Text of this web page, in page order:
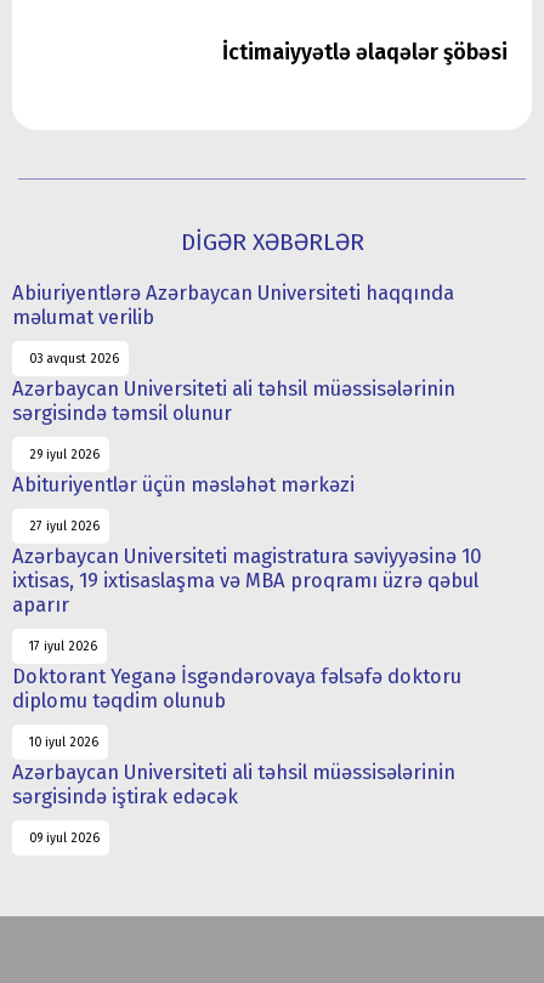
İctimaiyyətlə əlaqələr şöbəsi
DİGƏR XƏBƏRLƏR
Abiuriyentlərə Azərbaycan Universiteti haqqında
məlumat verilib
03 avqust 2026
Azərbaycan Universiteti ali təhsil müəssisələrinin
sərgisində təmsil olunur
29 iyul 2026
Abituriyentlər üçün məsləhət mərkəzi
27 iyul 2026
Azərbaycan Universiteti magistratura səviyyəsinə 10
ixtisas, 19 ixtisaslaşma və MBA proqramı üzrə qəbul
aparır
17 iyul 2026
Doktorant Yeganə İsgəndərovaya fəlsəfə doktoru
diplomu təqdim olunub
10 iyul 2026
Azərbaycan Universiteti ali təhsil müəssisələrinin
sərgisində iştirak edəcək
09 iyul 2026